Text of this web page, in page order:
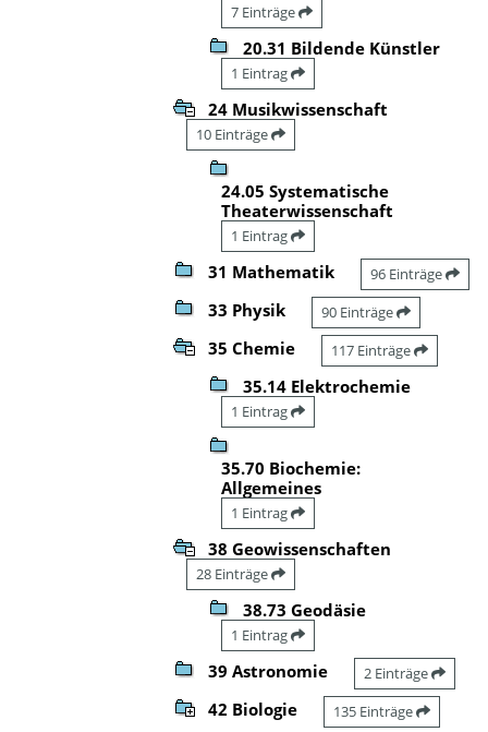
7 Einträge
20.31 Bildende Künstler
1 Eintrag
24 Musikwissenschaft
10 Einträge
24.05 Systematische
Theaterwissenschaft
1 Eintrag
31 Mathematik 96 Einträge
33 Physik 90 Einträge
35 Chemie 117 Einträge
35.14 Elektrochemie
1 Eintrag
35.70 Biochemie:
Allgemeines
1 Eintrag
38 Geowissenschaften
28 Einträge
38.73 Geodäsie
1 Eintrag
39 Astronomie 2 Einträge
42 Biologie 135 Einträge